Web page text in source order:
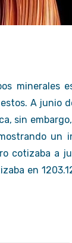
minerales
A junio
sin
un
cotizaba a
en